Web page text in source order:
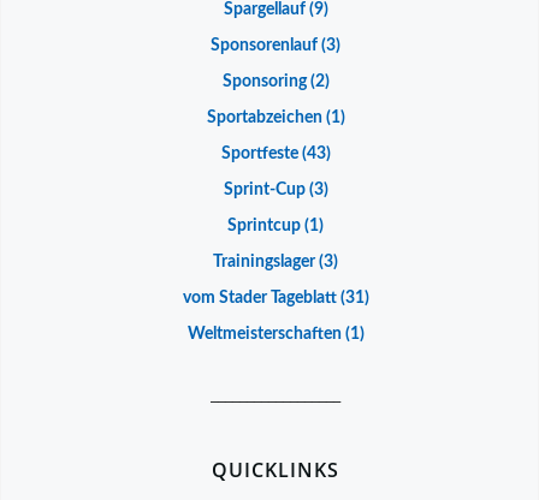
Spargellauf(9)
Sponsorenlauf (3)
Sponsoring(2)
Sportabzeichen(1)
Sportfeste(43)
Sprint-Cup(3)
Sprintcup (1)
Trainingslager(3)
vom Stader Tageblatt(31)
Weltmeisterschaften(1)
QUICKLINKS